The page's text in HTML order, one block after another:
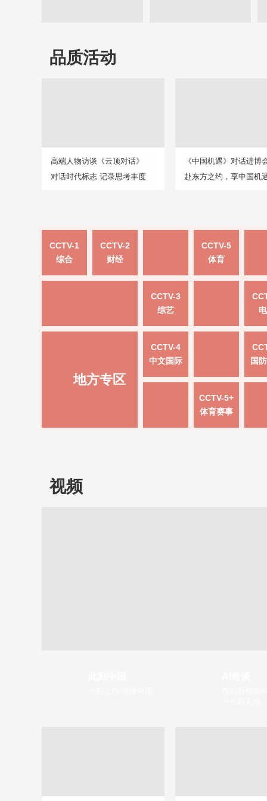
品质活动
高端人物访谈《云顶对话》
对话时代标志 记录思考丰度
《中国机遇》对话进博
赴东方之约，享中国机
CCTV-1
综合
CCTV-2
财经
CCTV-5
体育
CCTV-3
综艺
地方专区
CCTV-4
中文国际
国
CCTV-5+
体育赛事
视频